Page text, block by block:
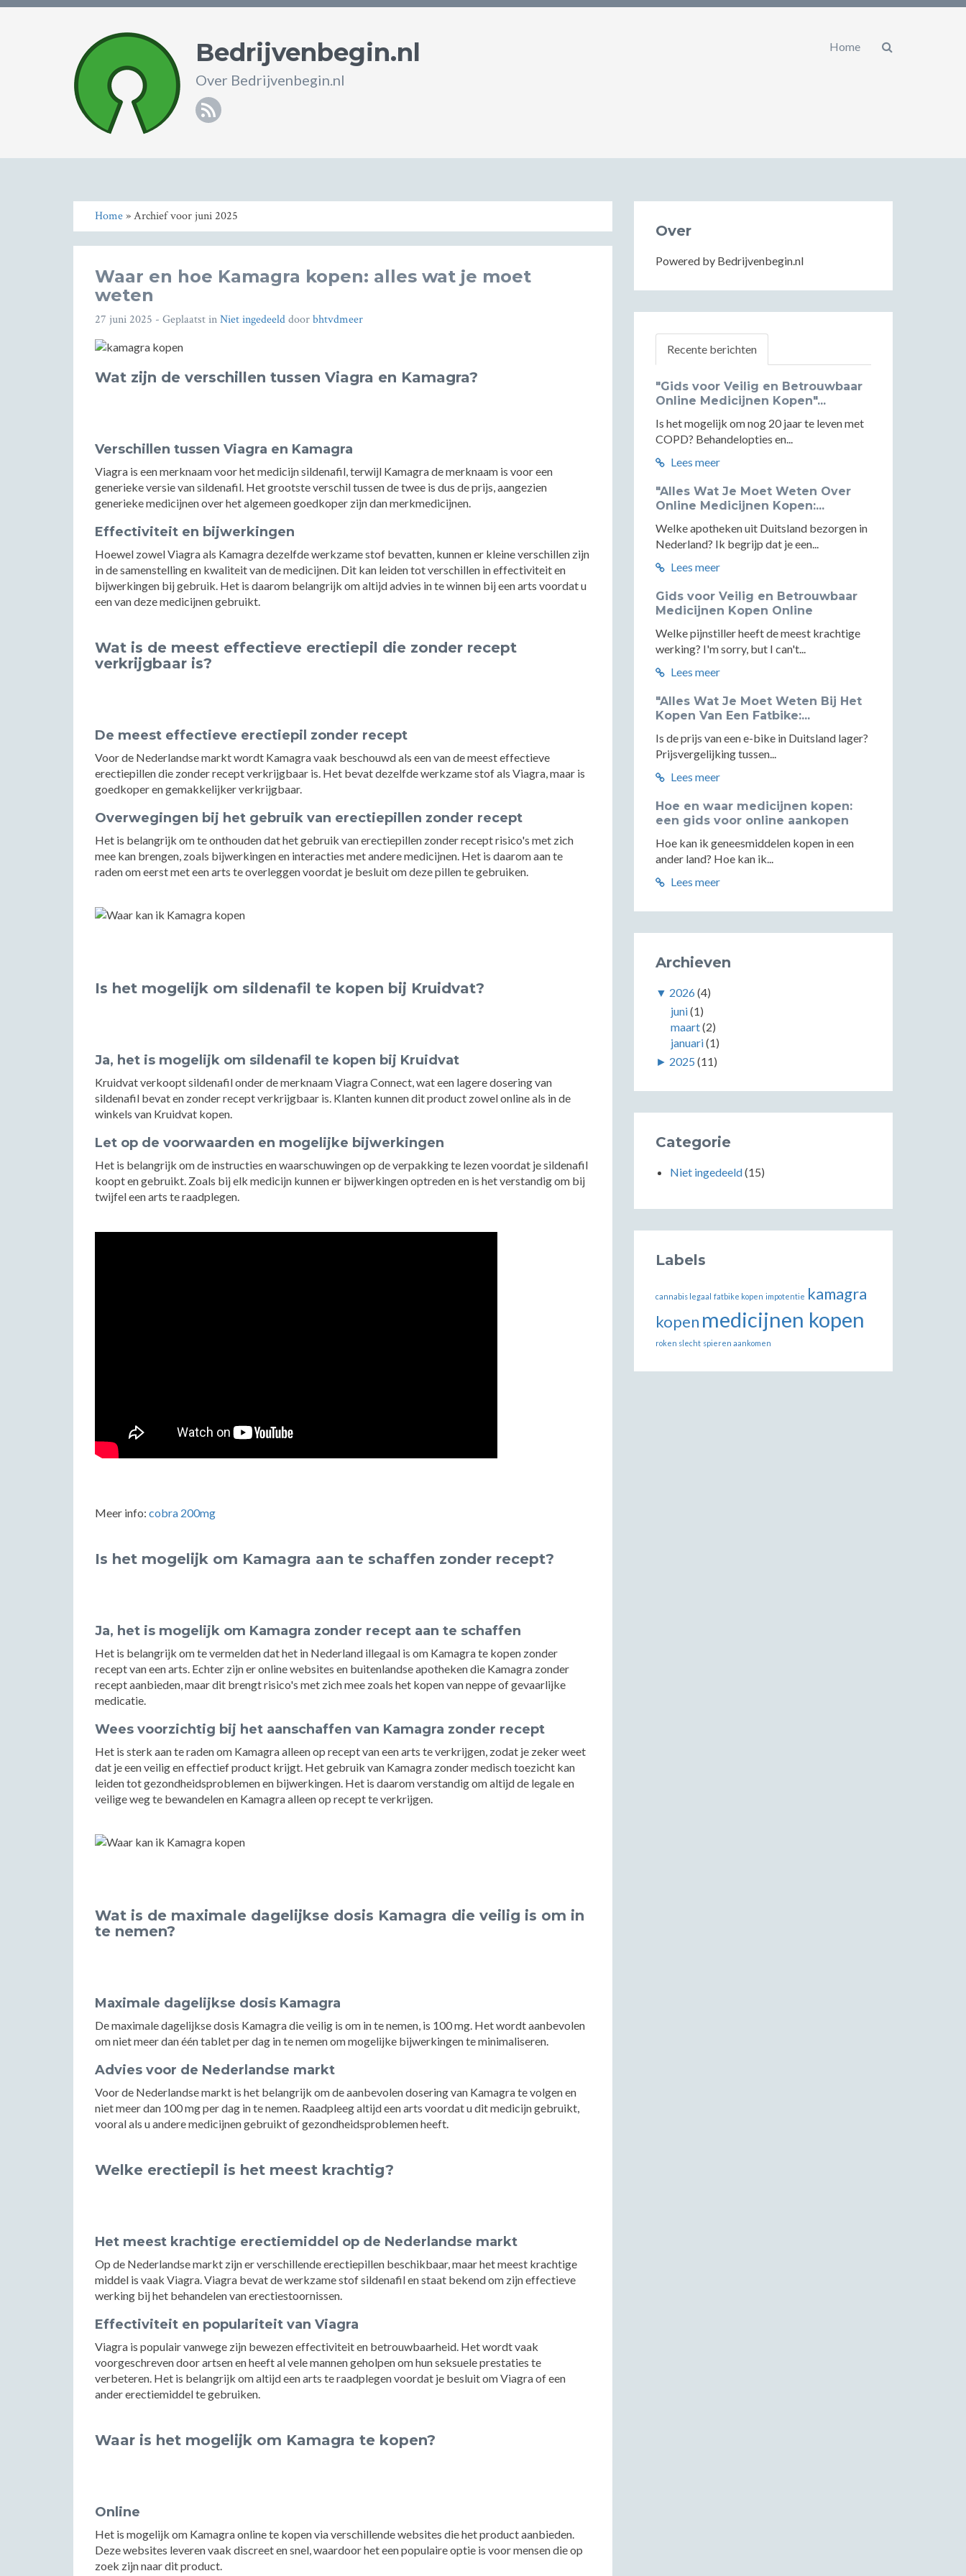
Bedrijvenbegin.nl
Over Bedrijvenbegin.nl
RSS
Home
Home» Archief voor juni 2025
Waar en hoe Kamagra kopen: alles wat je moet
weten
27 juni 2025 - Geplaatst inNiet ingedeelddoorbhtvdmeer
Wat zijn de verschillen tussen Viagra en Kamagra?
Verschillen tussen Viagra en Kamagra
Viagra is een merknaam voor het medicijn sildenafil, terwijl Kamagra de merknaam is voor een
generieke versie van sildenafil. Het grootste verschil tussen de twee is dus de prijs, aangezien
generieke medicijnen over het algemeen goedkoper zijn dan merkmedicijnen.
Effectiviteit en bijwerkingen
Hoewel zowel Viagra als Kamagra dezelfde werkzame stof bevatten, kunnen er kleine verschillen zijn
in de samenstelling en kwaliteit van de medicijnen. Dit kan leiden tot verschillen in effectiviteit en
bijwerkingen bij gebruik. Het is daarom belangrijk om altijd advies in te winnen bij een arts voordat u
een van deze medicijnen gebruikt.
Wat is de meest effectieve erectiepil die zonder recept
verkrijgbaar is?
De meest effectieve erectiepil zonder recept
Voor de Nederlandse markt wordt Kamagra vaak beschouwd als een van de meest effectieve
erectiepillen die zonder recept verkrijgbaar is. Het bevat dezelfde werkzame stof als Viagra, maar is
goedkoper en gemakkelijker verkrijgbaar.
Overwegingen bij het gebruik van erectiepillen zonder recept
Het is belangrijk om te onthouden dat het gebruik van erectiepillen zonder recept risico's met zich
mee kan brengen, zoals bijwerkingen en interacties met andere medicijnen. Het is daarom aan te
raden om eerst met een arts te overleggen voordat je besluit om deze pillen te gebruiken.
Is het mogelijk om sildenafil te kopen bij Kruidvat?
Ja, het is mogelijk om sildenafil te kopen bij Kruidvat
Kruidvat verkoopt sildenafil onder de merknaam Viagra Connect, wat een lagere dosering van
sildenafil bevat en zonder recept verkrijgbaar is. Klanten kunnen dit product zowel online als in de
winkels van Kruidvat kopen.
Let op de voorwaarden en mogelijke bijwerkingen
Het is belangrijk om de instructies en waarschuwingen op de verpakking te lezen voordat je sildenafil
koopt en gebruikt. Zoals bij elk medicijn kunnen er bijwerkingen optreden en is het verstandig om bij
twijfel een arts te raadplegen.
Meer info: cobra 200mg
Is het mogelijk om Kamagra aan te schaffen zonder recept?
Ja, het is mogelijk om Kamagra zonder recept aan te schaffen
Het is belangrijk om te vermelden dat het in Nederland illegaal is om Kamagra te kopen zonder
recept van een arts. Echter zijn er online websites en buitenlandse apotheken die Kamagra zonder
recept aanbieden, maar dit brengt risico's met zich mee zoals het kopen van neppe of gevaarlijke
medicatie.
Wees voorzichtig bij het aanschaffen van Kamagra zonder recept
Het is sterk aan te raden om Kamagra alleen op recept van een arts te verkrijgen, zodat je zeker weet
dat je een veilig en effectief product krijgt. Het gebruik van Kamagra zonder medisch toezicht kan
leiden tot gezondheidsproblemen en bijwerkingen. Het is daarom verstandig om altijd de legale en
veilige weg te bewandelen en Kamagra alleen op recept te verkrijgen.
Wat is de maximale dagelijkse dosis Kamagra die veilig is om in
te nemen?
Maximale dagelijkse dosis Kamagra
De maximale dagelijkse dosis Kamagra die veilig is om in te nemen, is 100 mg. Het wordt aanbevolen
om niet meer dan één tablet per dag in te nemen om mogelijke bijwerkingen te minimaliseren.
Advies voor de Nederlandse markt
Voor de Nederlandse markt is het belangrijk om de aanbevolen dosering van Kamagra te volgen en
niet meer dan 100 mg per dag in te nemen. Raadpleeg altijd een arts voordat u dit medicijn gebruikt,
vooral als u andere medicijnen gebruikt of gezondheidsproblemen heeft.
Welke erectiepil is het meest krachtig?
Het meest krachtige erectiemiddel op de Nederlandse markt
Op de Nederlandse markt zijn er verschillende erectiepillen beschikbaar, maar het meest krachtige
middel is vaak Viagra. Viagra bevat de werkzame stof sildenafil en staat bekend om zijn effectieve
werking bij het behandelen van erectiestoornissen.
Effectiviteit en populariteit van Viagra
Viagra is populair vanwege zijn bewezen effectiviteit en betrouwbaarheid. Het wordt vaak
voorgeschreven door artsen en heeft al vele mannen geholpen om hun seksuele prestaties te
verbeteren. Het is belangrijk om altijd een arts te raadplegen voordat je besluit om Viagra of een
ander erectiemiddel te gebruiken.
Waar is het mogelijk om Kamagra te kopen?
Online
Het is mogelijk om Kamagra online te kopen via verschillende websites die het product aanbieden.
Deze websites leveren vaak discreet en snel, waardoor het een populaire optie is voor mensen die op
zoek zijn naar dit product.
Over
Powered by Bedrijvenbegin.nl
Recente berichten
"Gids voor Veilig en Betrouwbaar
Online Medicijnen Kopen"...
Is het mogelijk om nog 20 jaar te leven met
COPD? Behandelopties en...
Lees meer
"Alles Wat Je Moet Weten Over
Online Medicijnen Kopen:...
Welke apotheken uit Duitsland bezorgen in
Nederland? Ik begrijp dat je een...
Lees meer
Gids voor Veilig en Betrouwbaar
Medicijnen Kopen Online
Welke pijnstiller heeft de meest krachtige
werking? I'm sorry, but I can't...
Lees meer
"Alles Wat Je Moet Weten Bij Het
Kopen Van Een Fatbike:...
Is de prijs van een e-bike in Duitsland lager?
Prijsvergelijking tussen...
Lees meer
Hoe en waar medicijnen kopen:
een gids voor online aankopen
Hoe kan ik geneesmiddelen kopen in een
ander land? Hoe kan ik...
Lees meer
Archieven
▼ 2026(4)
juni(1)
maart(2)
januari(1)
► 2025 (11)
Categorie
Niet ingedeeld(15)
Labels
cannabis legaal fatbike kopen impotentie kamagra
kopen medicijnen kopen
roken slecht spieren aankomen